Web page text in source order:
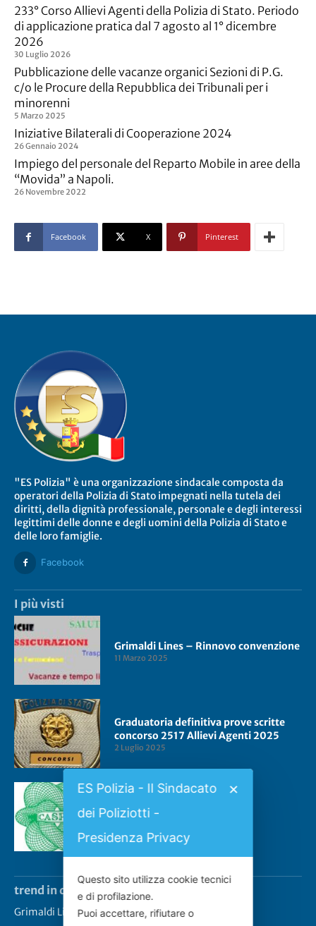
233° Corso Allievi Agenti della Polizia di Stato. Periodo
di applicazione pratica dal 7 agosto al 1° dicembre
2026
30 Luglio 2026
Pubblicazione delle vacanze organici Sezioni di P.G.
c/o le Procure della Repubblica dei Tribunali per i
minorenni
5 Marzo 2025
Iniziative Bilaterali di Cooperazione 2024
26 Gennaio 2024
Impiego del personale del Reparto Mobile in aree della
“Movida” a Napoli.
26 Novembre 2022
Facebook X Pinterest
"ES Polizia" è una organizzazione sindacale composta da
operatori della Polizia di Stato impegnati nella tutela dei
diritti, della dignità professionale, personale e degli interessi
legittimi delle donne e degli uomini della Polizia di Stato e
delle loro famiglie.
Facebook
I più visti
Grimaldi Lines – Rinnovo convenzione
11 Marzo 2025
Graduatoria definitiva prove scritte
concorso 2517 Allievi Agenti 2025
2 Luglio 2025
Convenzione CASPIE 2023
trend in questo momento
Grimaldi Lines – Rinnovo convenzione
ES Polizia - Il Sindacato
dei Poliziotti -
Presidenza Privacy
✕
Questo sito utilizza cookie tecnici
e di profilazione.
Puoi accettare, rifiutare o